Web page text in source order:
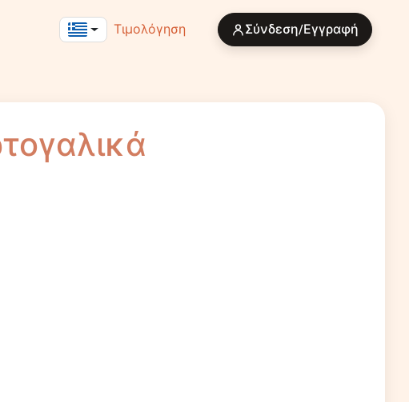
Τιμολόγηση Σύνδεση/Εγγραφή